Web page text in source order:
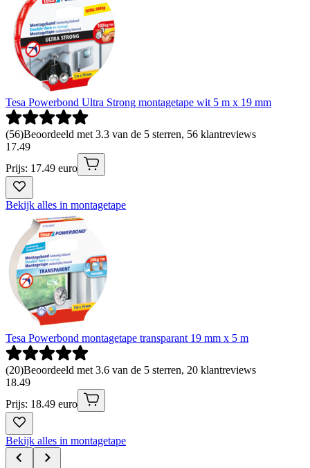
Tesa Powerbond Ultra Strong montagetape wit 5 m x 19 mm
(56)Beoordeeld met 3.3 van de 5 sterren, 56 klantreviews
17.49
Prijs: 17.49 euro
Bekijk alles in montagetape
Tesa Powerbond montagetape transparant 19 mm x 5 m
(20)Beoordeeld met 3.6 van de 5 sterren, 20 klantreviews
18.49
Prijs: 18.49 euro
Bekijk alles in montagetape